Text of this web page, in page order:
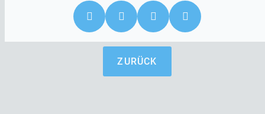
ZURÜCK